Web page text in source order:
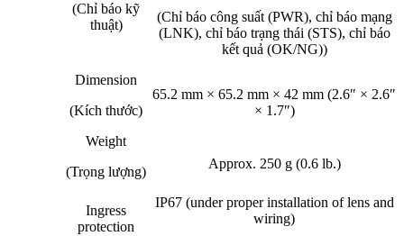
(Chỉ báo kỹ
thuật)
(Chỉ báo công suất (PWR), chỉ báo mạng
(LNK), chỉ báo trạng thái (STS), chỉ báo
kết quả (OK/NG))
Dimension
(Kích thước)
65.2 mm × 65.2 mm × 42 mm (2.6″ × 2.6″
× 1.7″)
Weight
(Trọng lượng)
Approx. 250 g (0.6 lb.)
Ingress
protection
IP67 (under proper installation of lens and
wiring)